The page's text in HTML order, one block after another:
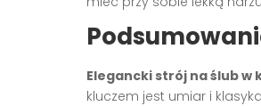
Elegancki strój na ślub w
kluczem jest umiar i